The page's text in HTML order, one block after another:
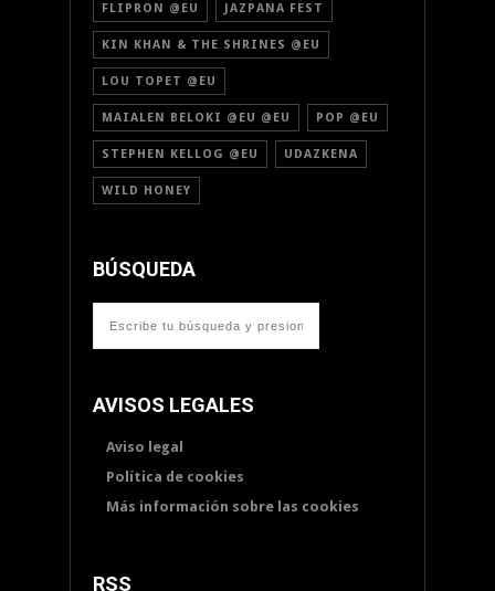
FLIPRON @EU JAZPANA FEST
KIN KHAN & THE SHRINES @EU
LOU TOPET @EU
MAIALEN BELOKI @EU @EU POP @EU
STEPHEN KELLOG @EU UDAZKENA
WILD HONEY
BÚSQUEDA
AVISOS LEGALES
Aviso legal
Política de cookies
Más información sobre las cookies
RSS